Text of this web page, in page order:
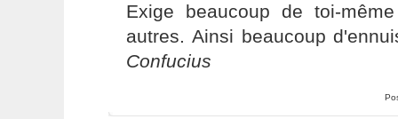
Exige beaucoup de toi-
autres. Ainsi beaucoup
Confucius